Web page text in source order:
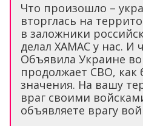
Что произошло –
вторглась на
в заложники
делал ХАМАС у нас. И
Объявила Украине
продолжает СВО, как
значения. На вашу
враг своими
объявляете врагу